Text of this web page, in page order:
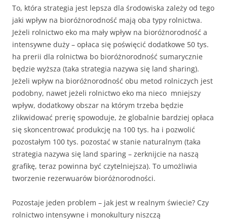
To, która strategia jest lepsza dla środowiska zależy od tego
jaki wpływ na bioróżnorodność mają oba typy rolnictwa.
Jeżeli rolnictwo eko ma mały wpływ na bioróżnorodność a
intensywne duży – opłaca się poświęcić dodatkowe 50 tys.
ha prerii dla rolnictwa bo bioróżnorodność sumarycznie
będzie wyższa (taka strategia nazywa się land sharing).
Jeżeli wpływ na bioróżnorodność obu metod rolniczych jest
podobny, nawet jeżeli rolnictwo eko ma nieco mniejszy
wpływ, dodatkowy obszar na którym trzeba będzie
zlikwidować prerię spowoduje, że globalnie bardziej opłaca
się skoncentrować produkcję na 100 tys. ha i pozwolić
pozostałym 100 tys. pozostać w stanie naturalnym (taka
strategia nazywa się land sparing – zerknijcie na naszą
grafikę, teraz powinna być czytelniejsza). To umożliwia
tworzenie rezerwuarów bioróżnorodności.
Pozostaje jeden problem – jak jest w realnym świecie? Czy
rolnictwo intensywne i monokultury niszczą